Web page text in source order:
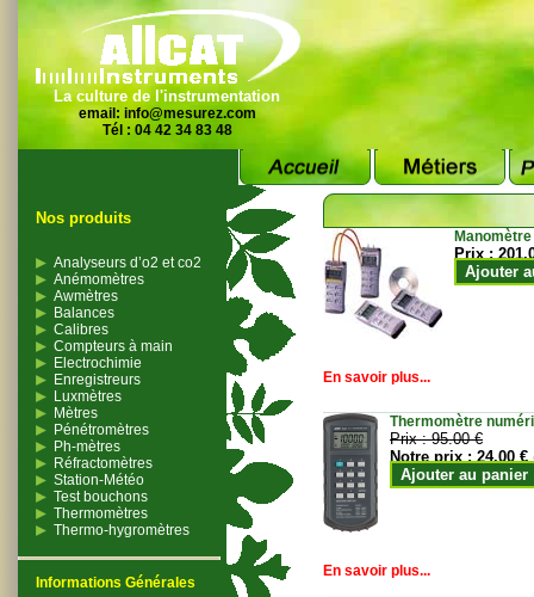
La culture de l'instrumentation
email: info@mesurez.com
Tél : 04 42 34 83 48
Nos produits
Analyseurs d’o2 et co2
Anémomètres
Awmètres
Balances
Calibres
Compteurs à main
Electrochimie
Enregistreurs
Luxmètres
Mètres
Pénétromètres
Ph-mètres
Réfractomètres
Station-Météo
Test bouchons
Thermomètres
Thermo-hygromètres
Informations Générales
Prix :
Ajouter
En savoir plus...
Thermomètre
Prix :95.00 €
Notre prix :24.00 €
Ajouter au panier
En savoir plus...